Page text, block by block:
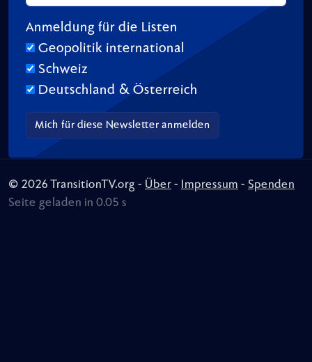
Anmeldung für die Listen
Geopolitik international
Schweiz
Deutschland & Österreich
© 2026 TransitionTV.org - Über - Impressum - Spenden
Seite geladen in 0.05 s